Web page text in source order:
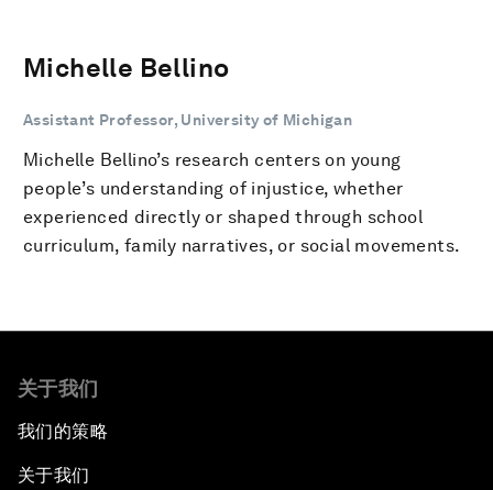
Michelle Bellino
Assistant Professor, University of Michigan
Michelle Bellino’s research centers on young
people’s understanding of injustice, whether
experienced directly or shaped through school
curriculum, family narratives, or social movements.
关于我们
我们的策略
关于我们